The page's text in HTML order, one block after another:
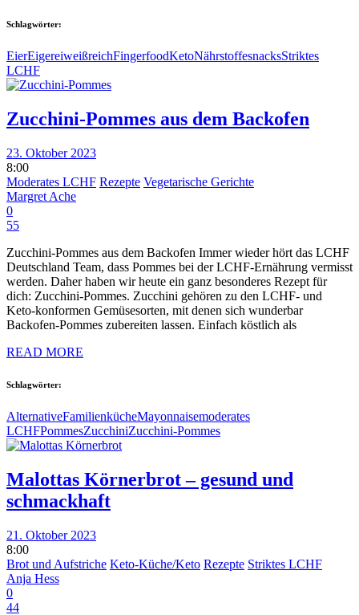
Schlagwörter:
EierEigereiweißreichFingerfoodKetoNährstoffesnacksStriktes
LCHF
Zucchini-Pommes aus dem Backofen
23. Oktober 2023
8:00
Moderates LCHF Rezepte Vegetarische Gerichte
Margret Ache
0
55
Zucchini-Pommes aus dem Backofen Immer wieder hört das LCHF
Deutschland Team, dass Pommes bei der LCHF-Ernährung vermisst
werden. Daher haben wir heute ein ganz besonderes Rezept für
dich: Zucchini-Pommes. Zucchini gehören zu den LCHF- und
Keto-konformen Gemüsesorten, mit denen sich wunderbar
Backofen-Pommes zubereiten lassen. Einfach köstlich als
READ MORE
Schlagwörter:
AlternativeFamilienkücheMayonnaisemoderates
LCHFPommesZucchiniZucchini-Pommes
Malottas Körnerbrot – gesund und
schmackhaft
21. Oktober 2023
8:00
Brot und Aufstriche Keto-Küche/Keto Rezepte Striktes LCHF
Anja Hess
0
44